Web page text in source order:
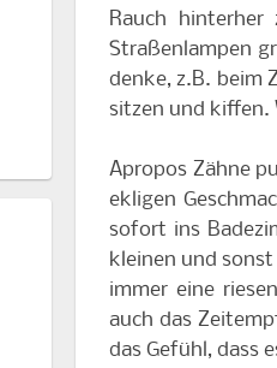
Rauch
Straßenlampen
denke, z.B. beim
sitzen und kiffen.
Apropos Zähne
ekligen
sofort ins
kleinen und
immer eine
auch das
das Gefühl, dass